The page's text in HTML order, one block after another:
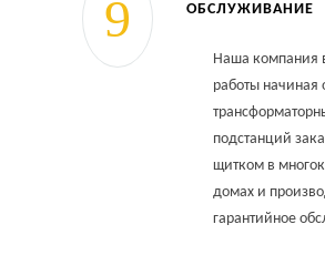
ОБСЛУЖИВАНИЕ
Наша компания
работы начиная
подстанций
щитком в
домах и
гарантийное